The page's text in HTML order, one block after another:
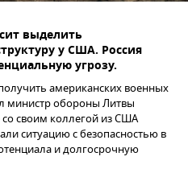
выделить
у США. Россия
угрозу.
американских военных
министр обороны Литвы
со своим коллегой из США
ситуацию с безопасностью в
и долгосрочную